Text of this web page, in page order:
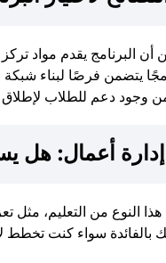
أعمال: هل
هذا النوع من التعليم، مثل
بالفائدة سواء كنت